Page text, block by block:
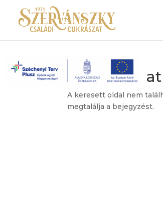
Nincs találat
A keresett oldal nem
megtalálja a bejegyzést.